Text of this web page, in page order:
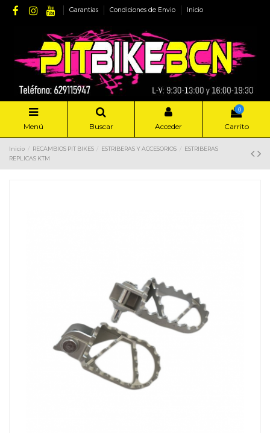
Garantias Condiciones de Envio Inicio
Menú Buscar Acceder
0
Carrito
Inicio RECAMBIOS PIT BIKES ESTRIBERAS Y ACCESORIOS
ESTRIBERAS
REPLICAS KTM